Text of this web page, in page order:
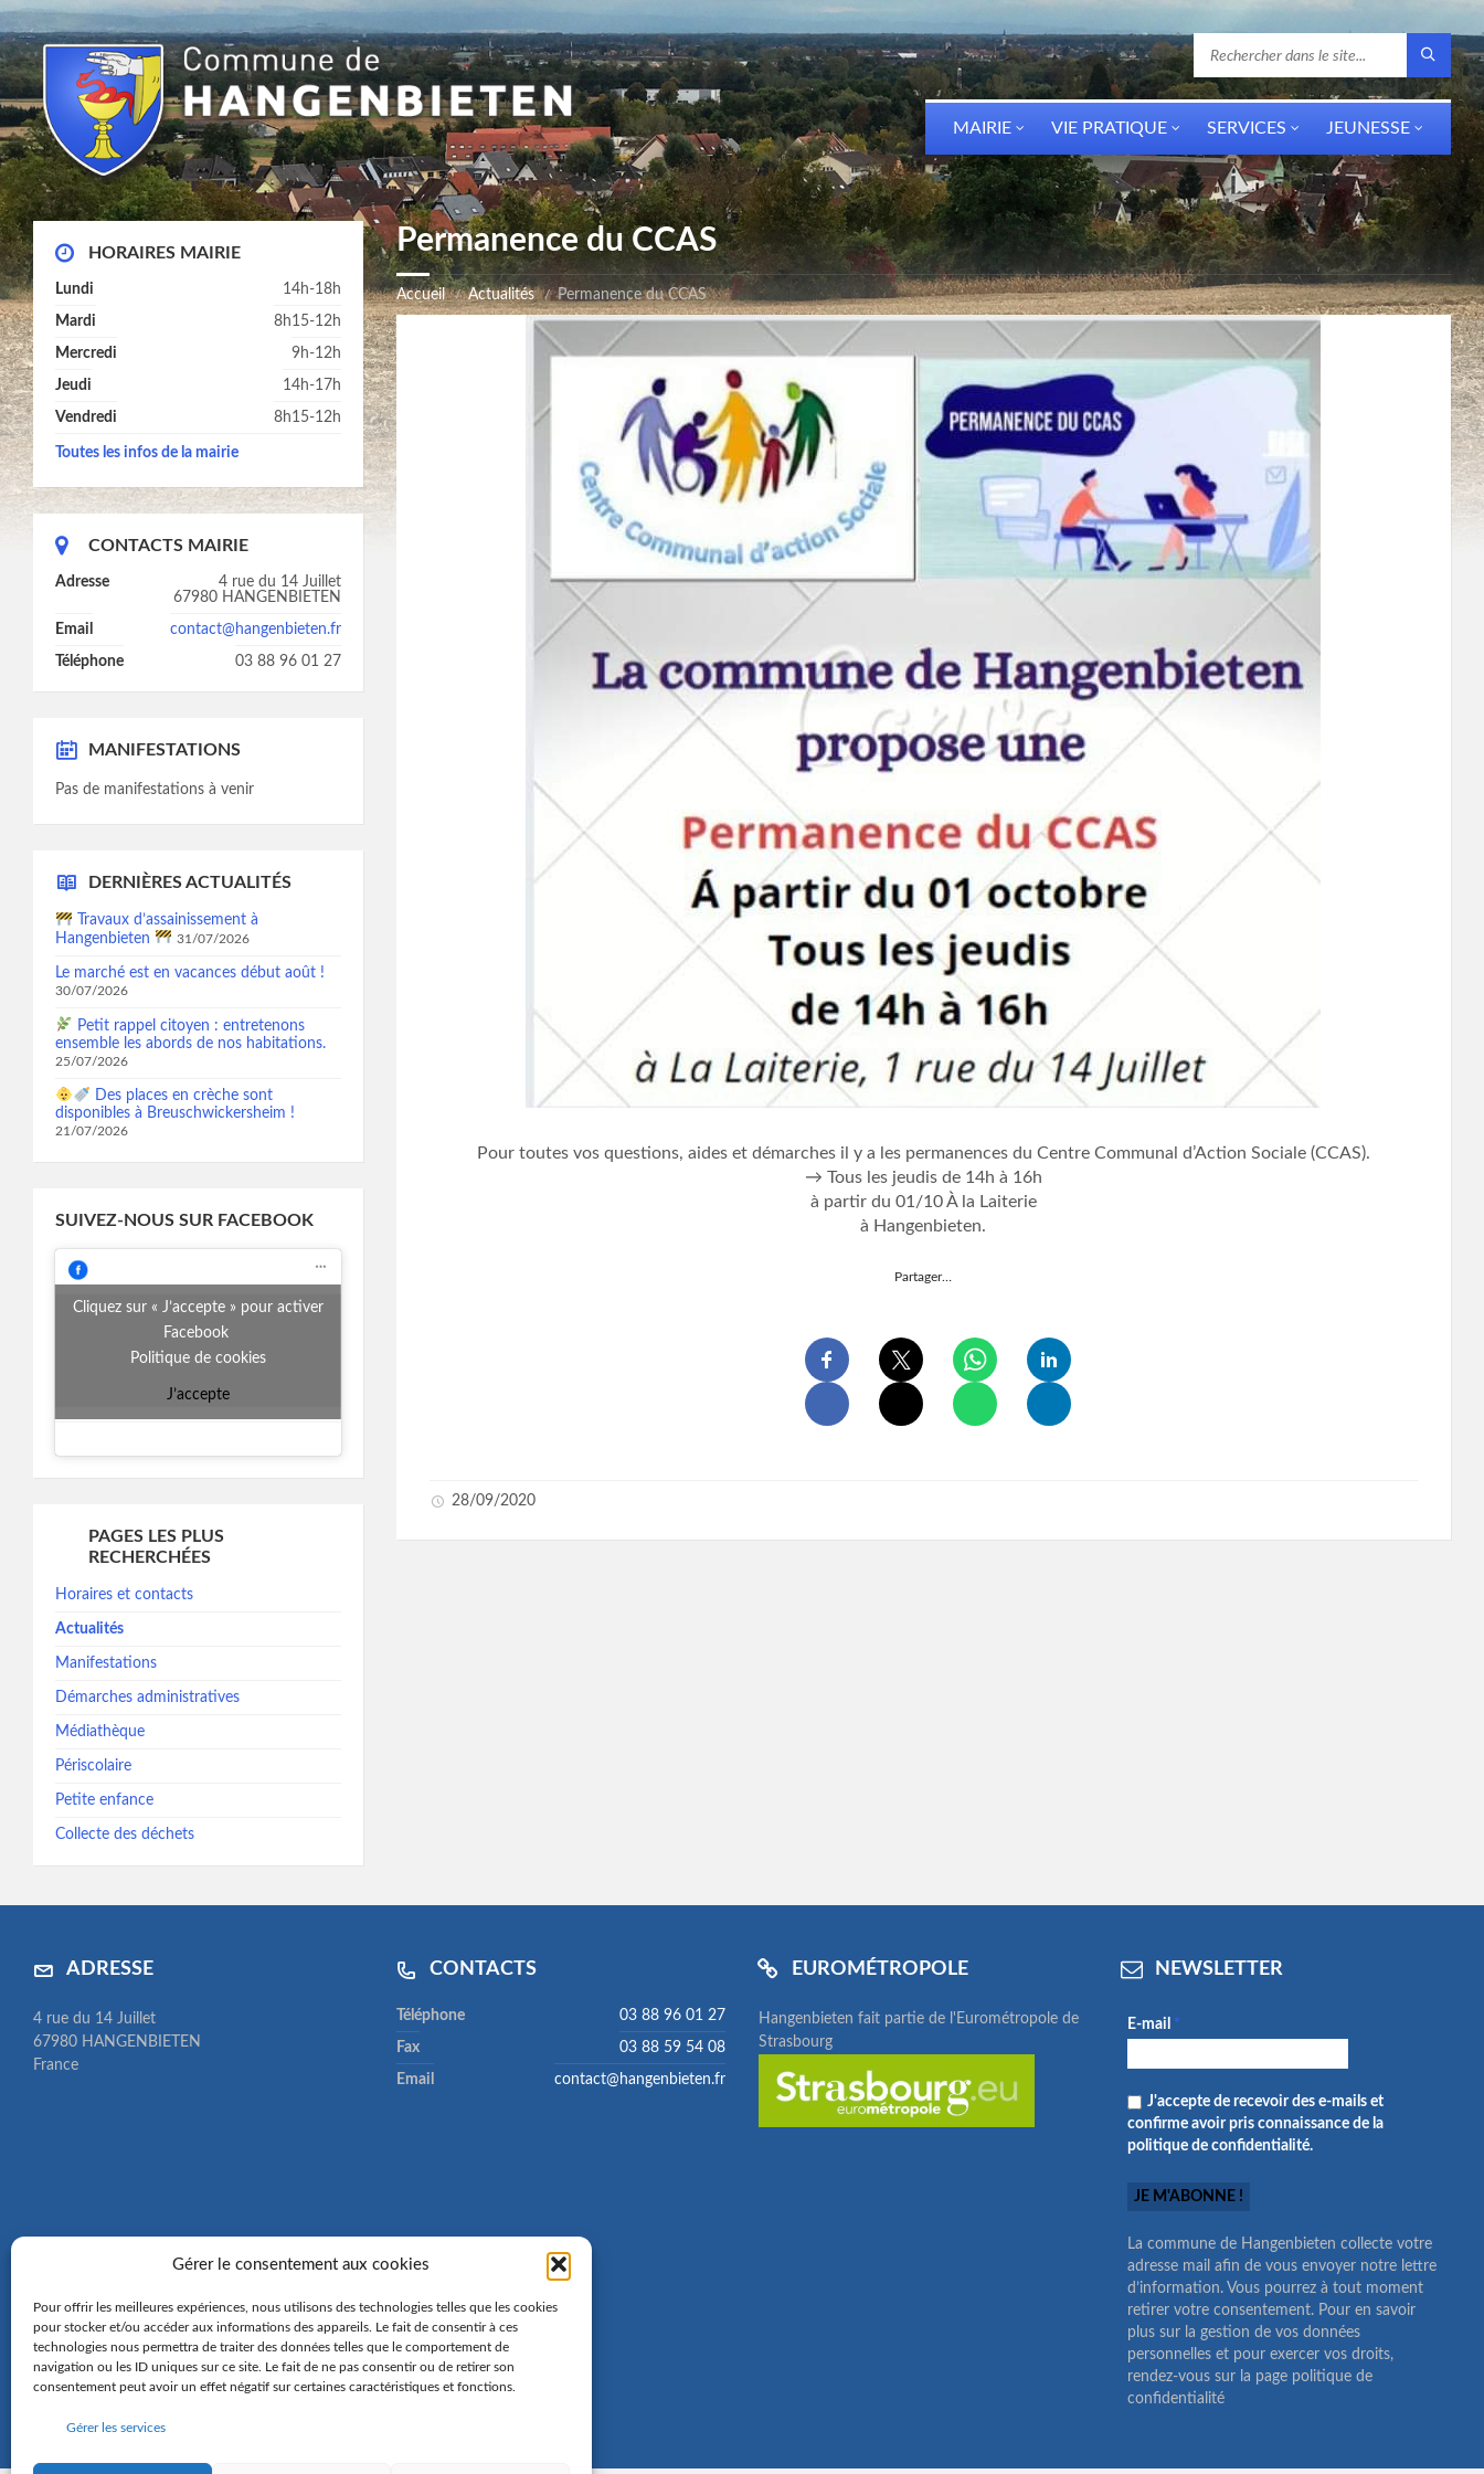
Gérer le consentement aux cookies
Pour offrir les meilleures expériences, nous utilisons des technologies telles que les cookies
pour stocker et/ou accéder aux informations des appareils. Le fait de consentir à ces
technologies nous permettra de traiter des données telles que le comportement de
navigation ou les ID uniques sur ce site. Le fait de ne pas consentir ou de retirer son
consentement peut avoir un effet négatif sur certaines caractéristiques et fonctions.
Gérer les services
MAIRIE VIE PRATIQUE SERVICES JEUNESSE
Permanence du CCAS
Accueil Actualités Permanence du CCAS
Pour toutes vos questions, aides et démarches il y a les permanences du Centre Communal d’Action Sociale (CCAS).
→ Tous les jeudis de 14h à 16h
à partir du 01/10 À la Laiterie
à Hangenbieten.
Partager…
28/09/2020
HORAIRES MAIRIE
Lundi 14h-18h
Mardi 8h15-12h
Mercredi 9h-12h
Jeudi 14h-17h
Vendredi 8h15-12h
Toutes les infos de la mairie
CONTACTS MAIRIE
Adresse
4 rue du 14 Juillet
67980 HANGENBIETEN
Email contact@hangenbieten.fr
Téléphone 03 88 96 01 27
MANIFESTATIONS
Pas de manifestations à venir
DERNIÈRES ACTUALITÉS
Travaux d’assainissement à
Hangenbieten
31/07/2026
Le marché est en vacances début août !
30/07/2026
Petit rappel citoyen : entretenons
ensemble les abords de nos habitations.
25/07/2026
Des places en crèche sont
disponibles à Breuschwickersheim !
21/07/2026
SUIVEZ-NOUS SUR FACEBOOK
Cliquez sur « J’accepte » pour activer
Facebook
Politique de cookies
J’accepte
PAGES LES PLUS
RECHERCHÉES
Horaires et contacts
Actualités
Manifestations
Démarches administratives
Médiathèque
Périscolaire
Petite enfance
Collecte des déchets
ADRESSE
4 rue du 14 Juillet
67980 HANGENBIETEN
France
CONTACTS
Téléphone 03 88 96 01 27
Fax 03 88 59 54 08
Email contact@hangenbieten.fr
EUROMÉTROPOLE
Hangenbieten fait partie de l'Eurométropole de
Strasbourg
NEWSLETTER
E-mail *
J'accepte de recevoir des e-mails et
confirme avoir pris connaissance de la
politique de confidentialité.
La commune de Hangenbieten collecte votre
adresse mail afin de vous envoyer notre lettre
d’information. Vous pourrez à tout moment
retirer votre consentement. Pour en savoir
plus sur la gestion de vos données
personnelles et pour exercer vos droits,
rendez-vous sur la page politique de
confidentialité